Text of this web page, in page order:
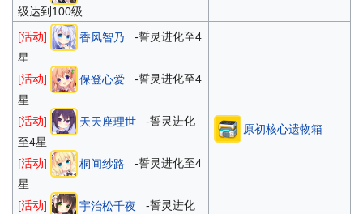
级达到100级
[活动] 香风智乃
-誓灵进化至4
星
[活动]
保登心爱
-誓灵进化至4
星
[活动]
天天座理世
-誓灵进化
至4星
[活动]
桐间纱路
-誓灵进化至4
星
[活动]
宇治松千夜
-誓灵进化
原初核心遗物箱